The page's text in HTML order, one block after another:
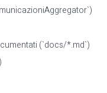
(`docs/*.md`)